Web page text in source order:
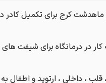
ماهدشت کرج برای تکمیل